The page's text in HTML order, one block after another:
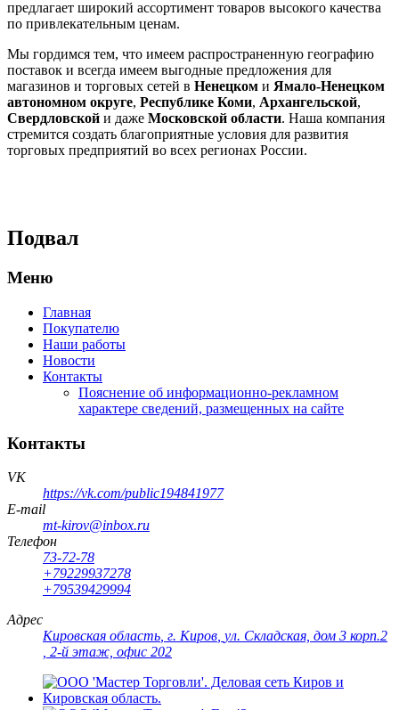
предлагает широкий ассортимент товаров высокого качества
по привлекательным ценам.
Мы гордимся тем, что имеем распространенную географию
поставок и всегда имеем выгодные предложения для
магазинов и торговых сетей в Ненецком и Ямало-Ненецком
автономном округе, Республике Коми, Архангельской,
Свердловской и даже Московской области. Наша компания
стремится создать благоприятные условия для развития
торговых предприятий во всех регионах России.
Подвал
Меню
Главная
Покупателю
Наши работы
Новости
Контакты
Пояснение об информационно-рекламном
характере сведений, размещенных на сайте
Контакты
VK
https://vk.com/public194841977
E-mail
mt-kirov@inbox.ru
Телефон
73-72-78
+79229937278
+79539429994
Адрес
Кировская область г. Киров ул. Складская, дом 3 корп.2
, 2-й этаж, офис 202